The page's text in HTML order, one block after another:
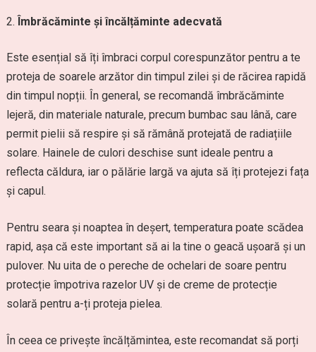
Îmbrăcăminte și încălțăminte adecvată
Este esențial să îți îmbraci corpul corespunzător pentru a te
proteja de soarele arzător din timpul zilei și de răcirea rapidă
din timpul nopții. În general, se recomandă îmbrăcăminte
lejeră, din materiale naturale, precum bumbac sau lână, care
permit pielii să respire și să rămână protejată de radiațiile
solare. Hainele de culori deschise sunt ideale pentru a
reflecta căldura, iar o pălărie largă va ajuta să îți protejezi fața
și capul.
Pentru seara și noaptea în deșert, temperatura poate scădea
rapid, așa că este important să ai la tine o geacă ușoară și un
pulover. Nu uita de o pereche de ochelari de soare pentru
protecție împotriva razelor UV și de creme de protecție
solară pentru a-ți proteja pielea.
În ceea ce privește încălțămintea, este recomandat să porți